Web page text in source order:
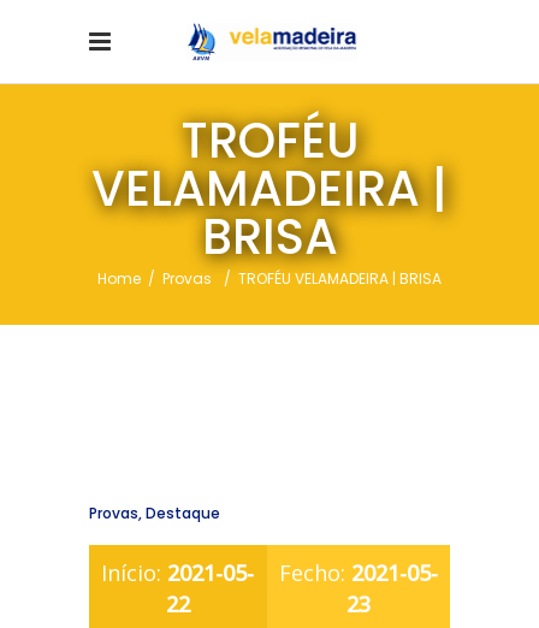
TROFÉU
VELAMADEIRA |
BRISA
Home / Provas / TROFÉU VELAMADEIRA | BRISA
Provas,Destaque
Início: 2021-05-
22
Fecho: 2021-05-
23